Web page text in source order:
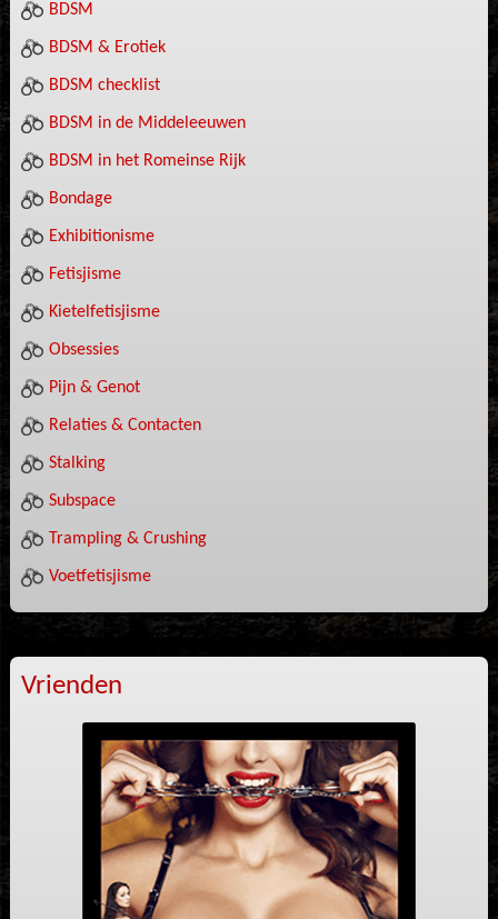
BDSM
BDSM & Erotiek
BDSM checklist
BDSM in de Middeleeuwen
BDSM in het Romeinse Rijk
Bondage
Exhibitionisme
Fetisjisme
Kietelfetisjisme
Obsessies
Pijn & Genot
Relaties & Contacten
Stalking
Subspace
Trampling & Crushing
Voetfetisjisme
Vrienden